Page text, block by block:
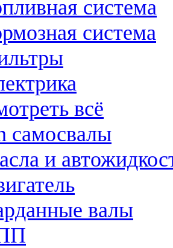
система
система
всё
самосвалы
и
валы